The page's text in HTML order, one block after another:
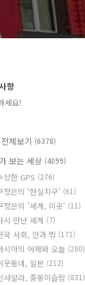
항
세요!
체보기 (6378)
보는 세상 (4099)
상한 GPS (276)
정은의 '현실지구' (61)
정은의 '세계, 이곳' (11)
시 만난 세계 (7)
국 사회, 안과 밖 (171)
시아의 어제와 오늘 (280)
웃동네, 일본 (212)
샤알라, 중동이슬람 (831)